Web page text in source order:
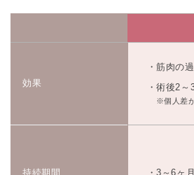
効果
筋肉の
術後2～
※個人差
持続期間 3～6ヶ